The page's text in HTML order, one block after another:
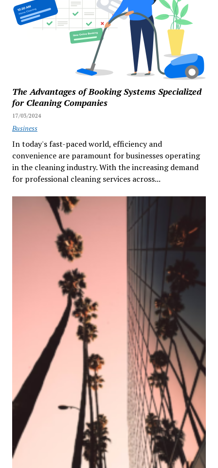
The Advantages of Booking Systems Specialized
for Cleaning Companies
17/03/2024
Business
In today's fast-paced world, efficiency and
convenience are paramount for businesses operating
in the cleaning industry. With the increasing demand
for professional cleaning services across...